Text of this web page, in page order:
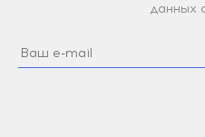
данных